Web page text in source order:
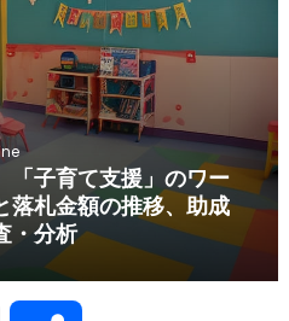
子育て支援」のワー
落札金額の推移、助成
・分析